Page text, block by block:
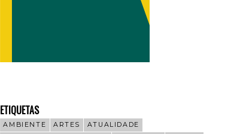
ETIQUETAS
AMBIENTE ARTES
ATUALIDADE